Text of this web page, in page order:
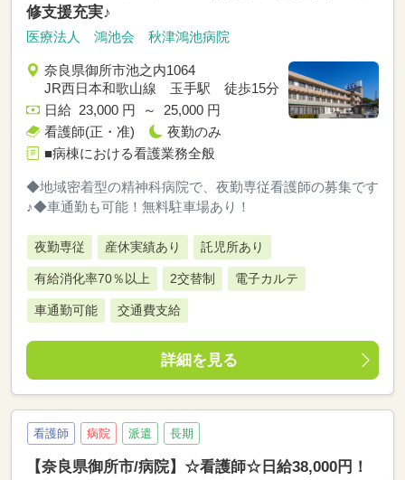
修支援充実♪
医療法人 鴻池会 秋津鴻池病院
奈良県御所市池之内1064
JR西日本和歌山線 玉手駅 徒歩15分
日給 23,000 円 ～ 25,000 円
看護師(正・准)
夜勤のみ
■病棟における看護業務全般
◆地域密着型の精神科病院で、夜勤専従看護師の募集です
♪◆車通勤も可能！無料駐車場あり！
夜勤専従 産休実績あり 託児所あり
有給消化率70％以上 2交替制 電子カルテ
車通勤可能 交通費支給
詳細を見る
看護師 病院 派遣 長期
【奈良県御所市/病院】☆看護師☆日給38,000円！